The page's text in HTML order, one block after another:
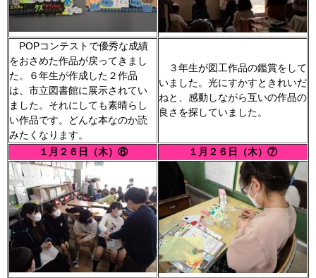
POPコンテストで優秀な成績
をおさめた作品が戻ってきまし
た。６年生が作成した２作品
は、市立図書館に展示されてい
ました。それにしても素晴らし
い作品です。どんな本なのか読
みたくなります。
３年生が図工作品の鑑賞をして
いました。光にすかすときれいだ
ねと、感動しながら互いの作品の
良さを探していました。
１月２６日（木）⑥ １月２６日（木）⑦